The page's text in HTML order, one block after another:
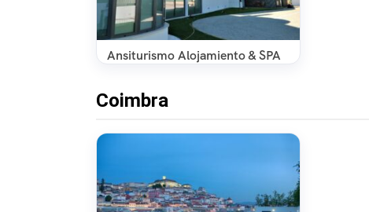
Ansiturismo Alojamiento & SPA
Coimbra